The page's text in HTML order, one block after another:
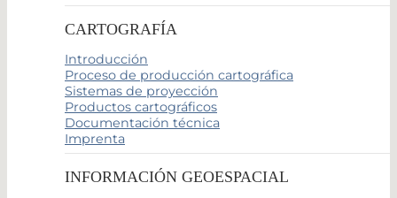
CARTOGRAFÍA
Introducción
Proceso de producción cartográfica
Sistemas de proyección
Productos cartográficos
Documentación técnica
Imprenta
INFORMACIÓN GEOESPACIAL